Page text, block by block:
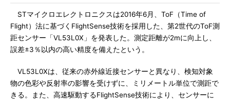
STマイクロエレクトロニクスは2016年6月、ToF（Time of
Flight）法に基づくFlightSense技術を採用した、第2世代のToF測
距センサー「VL53L0X」を発表した。測定距離が2mに向上し、
誤差±3％以内の高い精度を備えたという。
VL53L0Xは、従来の赤外線近接センサーと異なり、検知対象
物の色彩や反射率の影響を受けずに、ミリメートル単位で測距で
きる。また、高速駆動するFlightSense技術により、センサーに